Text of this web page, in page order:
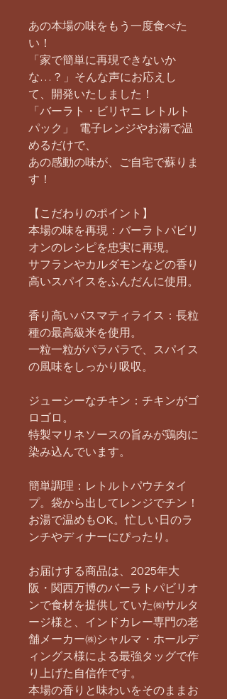
あの本場の味をもう一度食べた
い！
「家で簡単に再現できないか
な…？」そんな声にお応えし
て、開発いたしました！
「バーラト・ビリヤニ レトルト
パック」 電子レンジやお湯で温
めるだけで、
あの感動の味が、ご自宅で蘇りま
す！
【こだわりのポイント】
本場の味を再現：バーラトパビリ
オンのレシピを忠実に再現。
サフランやカルダモンなどの香り
高いスパイスをふんだんに使用。
香り高いバスマティライス：長粒
種の最高級米を使用。
一粒一粒がパラパラで、スパイス
の風味をしっかり吸収。
ジューシーなチキン：チキンがゴ
ロゴロ。
特製マリネソースの旨みが鶏肉に
染み込んでいます。
簡単調理：レトルトパウチタイ
プ。袋から出してレンジでチン！
お湯で温めもOK。忙しい日のラ
ンチやディナーにぴったり。​​​​​
お届けする商品は、2025年大
阪・関西万博のバーラトパビリオ
ンで食材を提供していた㈱サルタ
ージ様と、インドカレー専門の老
舗メーカー㈱シャルマ・ホールデ
ィングス様による最強タッグで作
り上げた自信作です。
本場の香りと味わいをそのままお